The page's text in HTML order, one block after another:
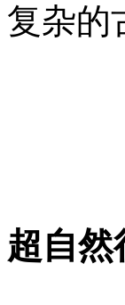
复杂的
超自然